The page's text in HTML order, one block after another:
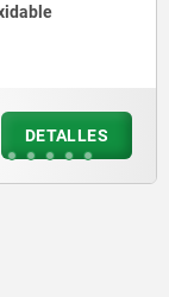
DETALLES